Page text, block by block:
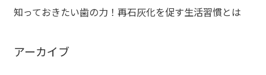
ン
知っておきたい歯の力！再石灰化を促す生活習慣とは
アーカイブ